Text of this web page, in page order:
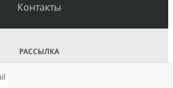
Контакты
РАССЫЛКА